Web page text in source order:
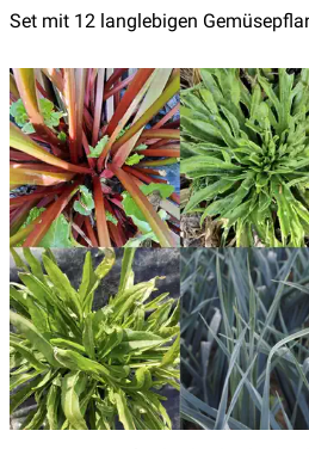
Set mit 12 langlebigen